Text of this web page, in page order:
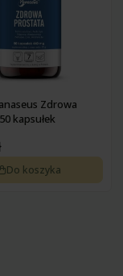
Zdrowa
kapsułek
Do koszyka